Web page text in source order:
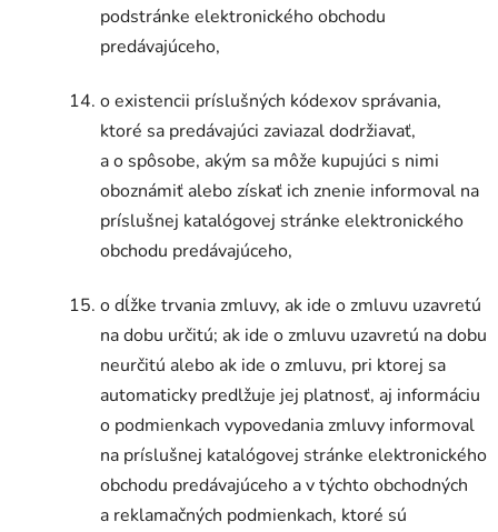
podstránke elektronického obchodu
predávajúceho,
o existencii príslušných kódexov správania,
ktoré sa predávajúci zaviazal dodržiavať,
a o spôsobe, akým sa môže kupujúci s nimi
oboznámiť alebo získať ich znenie informoval na
príslušnej katalógovej stránke elektronického
obchodu predávajúceho,
o dĺžke trvania zmluvy, ak ide o zmluvu uzavretú
na dobu určitú; ak ide o zmluvu uzavretú na dobu
neurčitú alebo ak ide o zmluvu, pri ktorej sa
automaticky predlžuje jej platnosť, aj informáciu
o podmienkach vypovedania zmluvy informoval
na príslušnej katalógovej stránke elektronického
obchodu predávajúceho a v týchto obchodných
a reklamačných podmienkach, ktoré sú